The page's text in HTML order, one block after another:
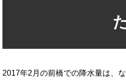
2017年2月の前橋での降水量は、